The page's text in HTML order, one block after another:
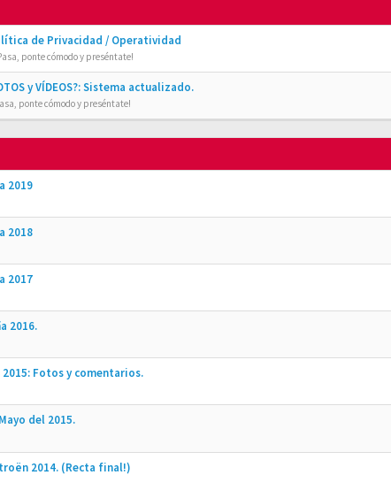
de Privacidad / Operatividad
ponte cómodo y preséntate!
y VÍDEOS?: Sistema actualizado.
ponte cómodo y preséntate!
2019
2018
2017
2016.
Fotos y comentarios.
del 2015.
2014. (Recta final!)